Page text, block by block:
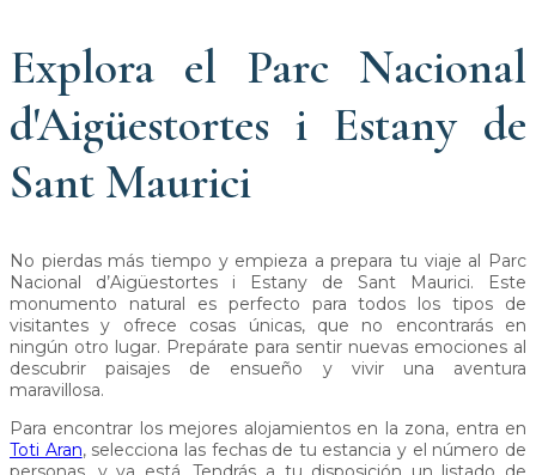
Explora el Parc Nacional
d'Aigüestortes i Estany de
Sant Maurici
No pierdas más tiempo y empieza a prepara tu viaje al Parc
Nacional d’Aigüestortes i Estany de Sant Maurici. Este
monumento natural es perfecto para todos los tipos de
visitantes y ofrece cosas únicas, que no encontrarás en
ningún otro lugar. Prepárate para sentir nuevas emociones al
descubrir paisajes de ensueño y vivir una aventura
maravillosa.
Para encontrar los mejores alojamientos en la zona, entra en
Toti Aran, selecciona las fechas de tu estancia y el número de